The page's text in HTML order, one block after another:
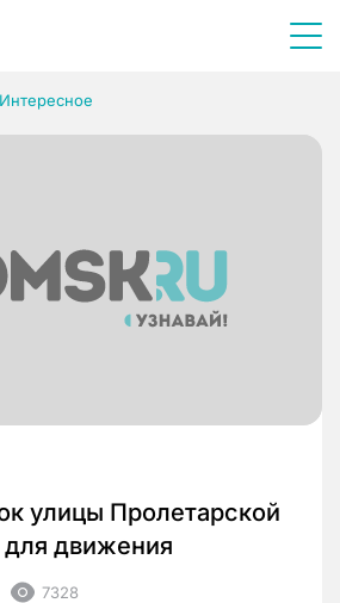
Интересное
улицы Пролетарской
для движения
7328